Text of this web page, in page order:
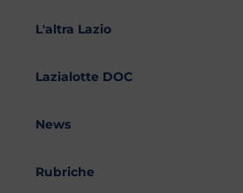
L'altra Lazio
Lazialotte DOC
News
Rubriche